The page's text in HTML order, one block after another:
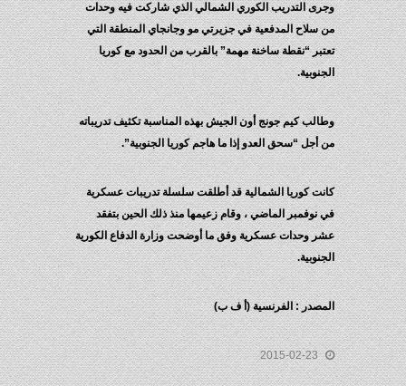
وجرى التدريب الكوري الشمالي الذي شاركت فيه وحدات
من سلاح المدفعية في جزيرتي مو وجانجاي المنطقة التي
تعتبر “نقطة ساخنة مهمة” بالقرب من الحدود مع كوريا
الجنوبية.
وطالب كيم جونج أون الجيش بهذه المناسبة تكثيف تدريباته
من أجل “سحق العدو إذا ما هاجم كوريا الجنوبية”.
كانت كوريا الشمالية قد أطلقت سلسلة تدريبات عسكرية
في نوفمبر الماضي ، وقام زعيمها منذ ذلك الحين بتفقد
عشر وحدات عسكرية وفق ما أوضحت وزارة الدفاع الكورية
الجنوبية.
المصدر : الفرنسية (أ ف ب)
2015-02-23